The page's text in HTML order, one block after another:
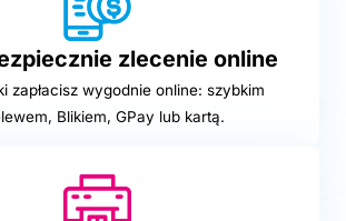
zlecenie online
zapłacisz wygodnie online: szybkim
Blikiem, GPay lub kartą.